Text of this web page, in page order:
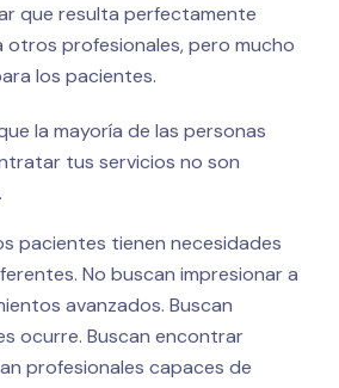
que resulta perfectamente
otros profesionales, pero mucho
los pacientes.
la mayoría de las personas
tus servicios no son
pacientes tienen necesidades
No buscan impresionar a
avanzados. Buscan
ocurre. Buscan encontrar
profesionales capaces de